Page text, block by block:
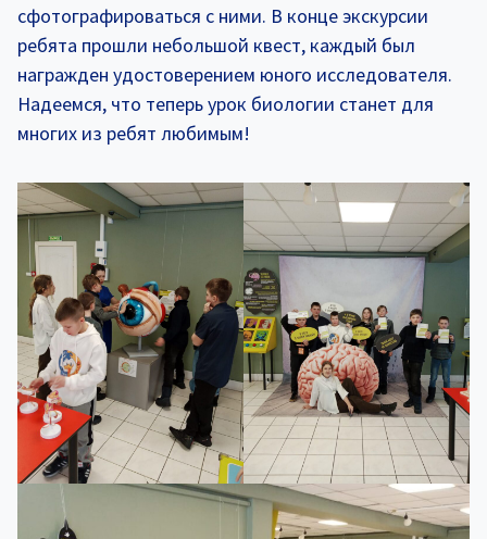
сфотографироваться с ними. В конце экскурсии
ребята прошли небольшой квест, каждый был
награжден удостоверением юного исследователя.
Надеемся, что теперь урок биологии станет для
многих из ребят любимым!